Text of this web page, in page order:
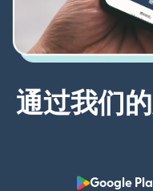
通过我们
Google